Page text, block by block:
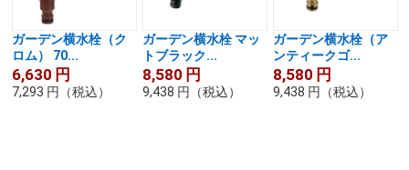
ガーデン横水栓（ク
ロム） 70...
6,630 円
7,293 円 （税込）
ガーデン横水栓 マッ
トブラック...
8,580 円
9,438 円 （税込）
ガーデン横水栓（ア
ンティークゴ...
8,580 円
9,438 円 （税込）